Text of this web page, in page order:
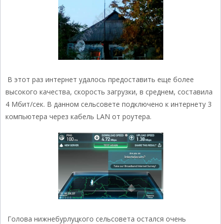
В этот раз интернет удалось предоставить еще более
высокого качества, скорость загрузки, в среднем, составила
4 Мбит/сек. В данном сельсовете подключено к интернету 3
компьютера через кабель LAN от роутера.
Голова нижнебурлуцкого сельсовета остался очень